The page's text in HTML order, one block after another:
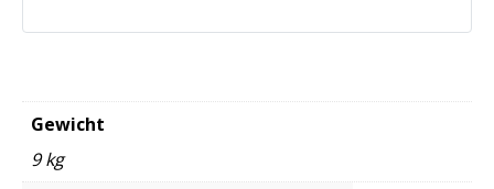
Gewicht
9 kg